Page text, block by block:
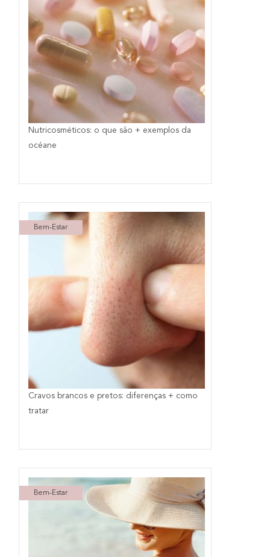
Nutricosméticos: o que são + exemplos da
océane
Bem-Estar
Cravos brancos e pretos: diferenças + como
tratar
Bem-Estar